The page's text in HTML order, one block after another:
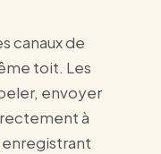
canaux de
toit. Les
envoyer
à